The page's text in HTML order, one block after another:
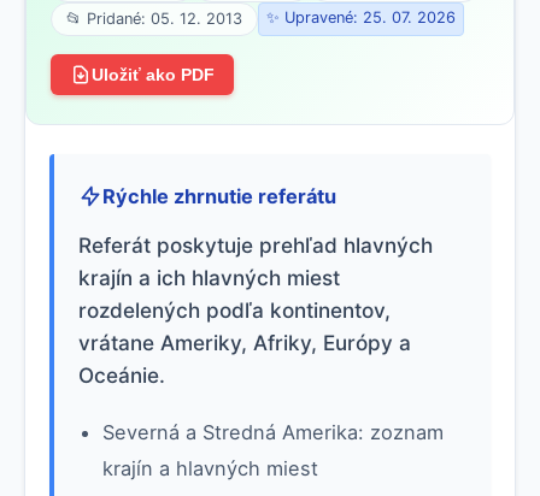
📂 Pridané: 05. 12. 2013
✨ Upravené: 25. 07. 2026
Uložiť ako PDF
Rýchle zhrnutie referátu
Referát poskytuje prehľad hlavných
krajín a ich hlavných miest
rozdelených podľa kontinentov,
vrátane Ameriky, Afriky, Európy a
Oceánie.
Severná a Stredná Amerika: zoznam
krajín a hlavných miest